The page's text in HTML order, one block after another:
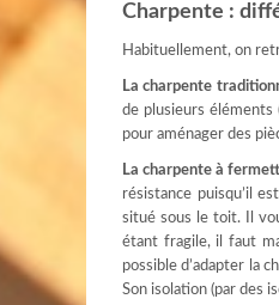
Charpente :
Habituellement, on
La charpente
de plusieurs
pour aménager des
La charpente à
résistance puisqu’il
situé sous le toit. Il
étant fragile, il faut
possible d’adapter la
Son isolation (par des